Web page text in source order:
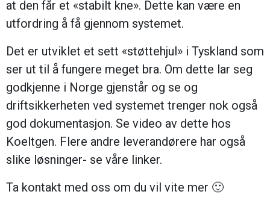
at den får et «stabilt kne». Dette kan være en
utfordring å få gjennom systemet.
Det er utviklet et sett «støttehjul» i Tyskland som
ser ut til å fungere meget bra. Om dette lar seg
godkjenne i Norge gjenstår og se og
driftsikkerheten ved systemet trenger nok også
god dokumentasjon. Se video av dette hos
Koeltgen. Flere andre leverandørere har også
slike løsninger- se våre linker.
Ta kontakt med oss om du vil vite mer 🙂